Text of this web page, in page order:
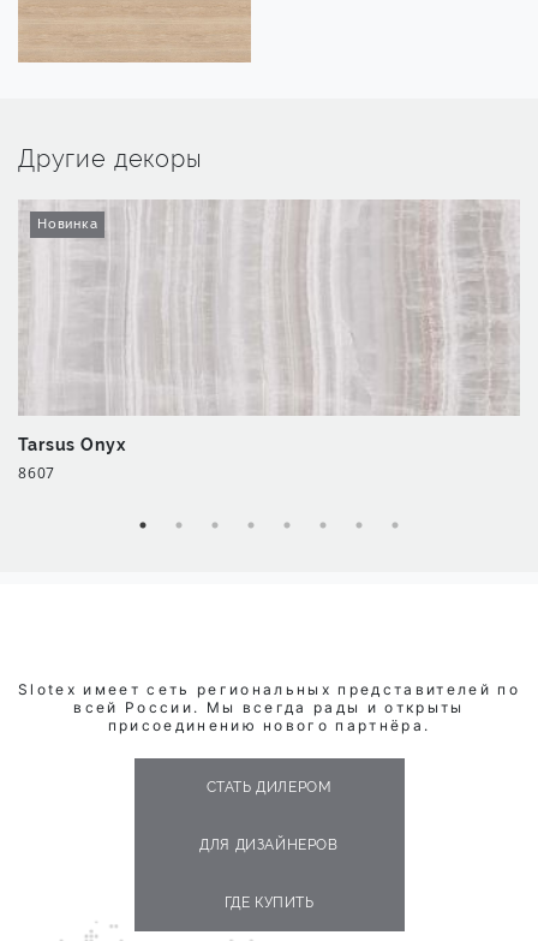
Другие декоры
Новинка
Tarsus Onyx
8607
Slotex имеет сеть региональных представителей по
всей России. Мы всегда рады и открыты
присоединению нового партнёра.
СТАТЬ ДИЛЕРОМ
ДЛЯ ДИЗАЙНЕРОВ
ГДЕ КУПИТЬ